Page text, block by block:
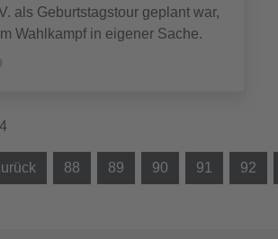
als Geburtstagstour geplant war,
Wahlkampf in eigener Sache.
88 89 90 91 92